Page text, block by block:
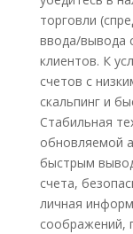
торговли
ввода/вывода
клиентов. К
счетов с
скальпинг и
Стабильная
обновляемой
быстрым
счета,
личная
соображений,